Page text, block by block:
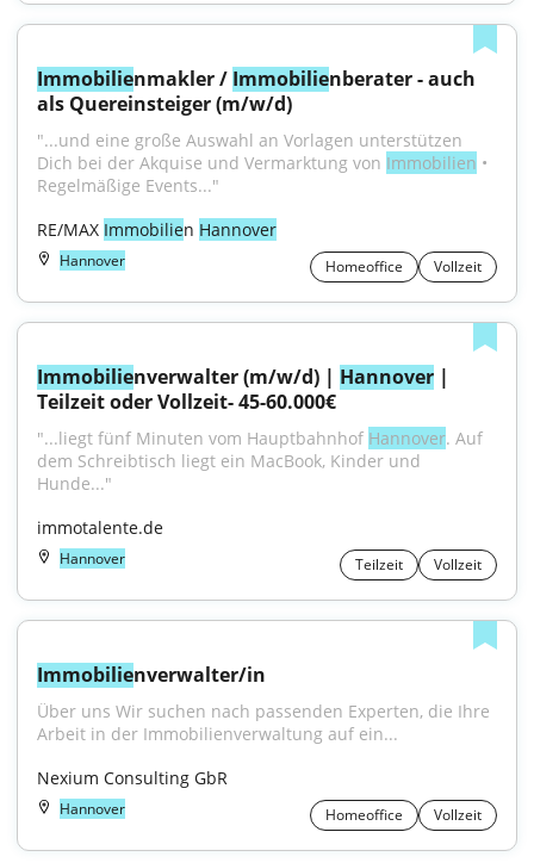
Immobilienmakler / Immobilienberater - auch
als Quereinsteiger (m/w/d)
"...und eine große Auswahl an Vorlagen unterstützen
Dich bei der Akquise und Vermarktung von Immobilien •
Regelmäßige Events..."
RE/MAX Immobilien Hannover
Hannover Homeoffice Vollzeit
Immobilienverwalter (m/w/d) | Hannover |
Teilzeit oder Vollzeit- 45-60.000€
"...liegt fünf Minuten vom Hauptbahnhof Hannover. Auf
dem Schreibtisch liegt ein MacBook, Kinder und
Hunde..."
immotalente.de
Hannover Teilzeit Vollzeit
Immobilienverwalter/in
Über uns Wir suchen nach passenden Experten, die Ihre
Arbeit in der Immobilienverwaltung auf ein...
Nexium Consulting GbR
Hannover Homeoffice Vollzeit